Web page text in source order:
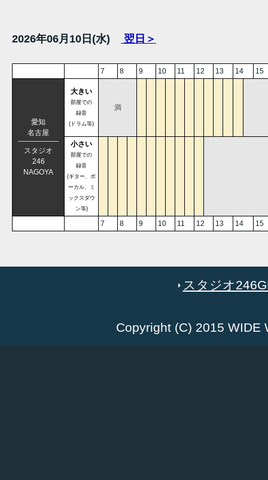
2026年06月10日(水) 翌日＞
7 8 9 10 11 12 13 14 15
愛知
名古屋
スタジオ
246
NAGOYA
大きい
部屋での
録音
(ドラム等)
満
小さい
部屋での
録音
(ギター、ボ
ーカル、ミ
ックスダウ
ン等)
7 8 9 10 11 12 13 14 15
スタジオ
Copyright (C) 2015 WIDE